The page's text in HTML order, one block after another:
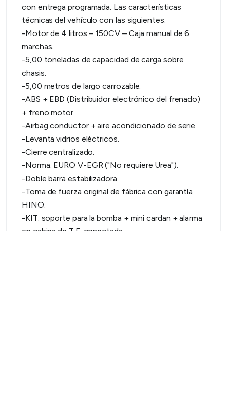
con entrega programada. Las características
técnicas del vehículo con las siguientes:
-Motor de 4 litros – 150CV – Caja manual de 6
marchas.
-5,00 toneladas de capacidad de carga sobre
chasis.
-5,00 metros de largo carrozable.
-ABS + EBD (Distribuidor electrónico del frenado)
+ freno motor.
-Airbag conductor + aire acondicionado de serie.
-Levanta vidrios eléctricos.
-Cierre centralizado.
-Norma: EURO V-EGR ("No requiere Urea").
-Doble barra estabilizadora.
-Toma de fuerza original de fábrica con garantía
HINO.
-KIT: soporte para la bomba + mini cardan + alarma
en cabina de T.F. conectada.